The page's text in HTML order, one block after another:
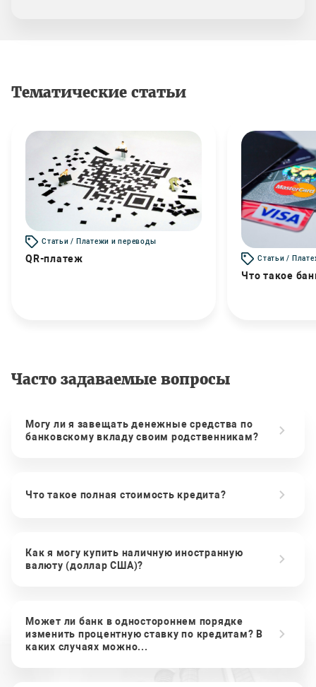
Тематические статьи
Статьи / Платежи и переводы
QR-платеж Статьи /
Что такое
Часто задаваемые вопросы
Могу ли я завещать денежные средства по
банковскому вкладу своим родственникам?
Что такое полная стоимость кредита?
Как я могу купить наличную иностранную
валюту (доллар США)?
Может ли банк в одностороннем порядке
изменить процентную ставку по кредитам? В
каких случаях можно...